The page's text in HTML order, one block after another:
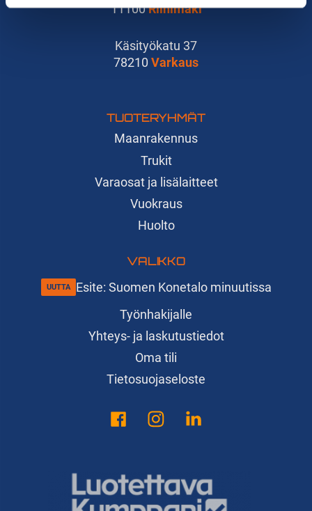
TUOTERYHMÄT
Maanrakennus
Trukit
Varaosat ja lisälaitteet
Vuokraus
Huolto
VALIKKO
Esite: Suomen Konetalo minuutissa
Työnhakijalle
Yhteys- ja laskutustiedot
Oma tili
Tietosuojaseloste
11100Riihimäki
Käsityökatu 37
78210 Varkaus